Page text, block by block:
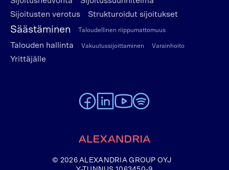
Sijoitusten verotus
Strukturoidut sijoitukset
Säästäminen Taloudellinen riippumattomuus
Talouden hallinta Vakuutussijoittaminen Varainhoito
Yrittäjälle
© 2026 ALEXANDRIA GROUP OYJ
To Alexandria Facebook page
To Alexandria LinkedIn page
To Alexandria Youtube page
To Alexandria Spotify